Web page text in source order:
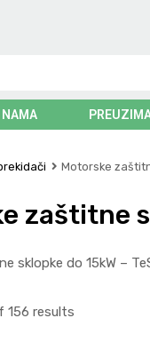
NAMA
Motorske
zaštitne
sklopke do 15kW –
156 results